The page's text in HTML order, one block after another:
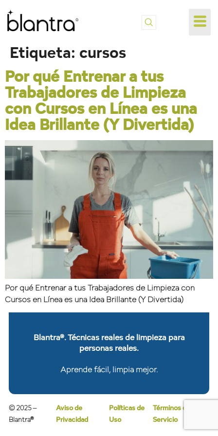
Etiqueta: cursos
Por qué Entrenar a tus
Trabajadores de Limpieza
con Cursos en Línea es una
Idea Brillante (Y Divertida)
Por qué Entrenar a tus Trabajadores de Limpieza con
Cursos en Línea es una Idea Brillante (Y Divertida)
Blantra®. Técnicas reales de limpieza para
personas reales.
Aprende fácil, limpia mejor.
© 2025 –
Blantra®
Aviso de
Privacidad
Políticas de
Uso
Términos de
Servicio